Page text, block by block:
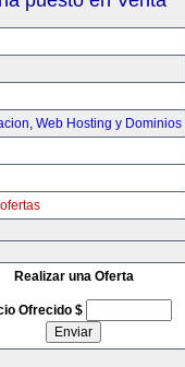
, Web Hosting y Dominios
Realizar una Oferta
Ofrecido $